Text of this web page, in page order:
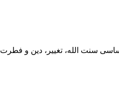
سنت‌ الله‌‌‌‌‌‌‌، تغییر‌‌‌‌، دین و فطرت